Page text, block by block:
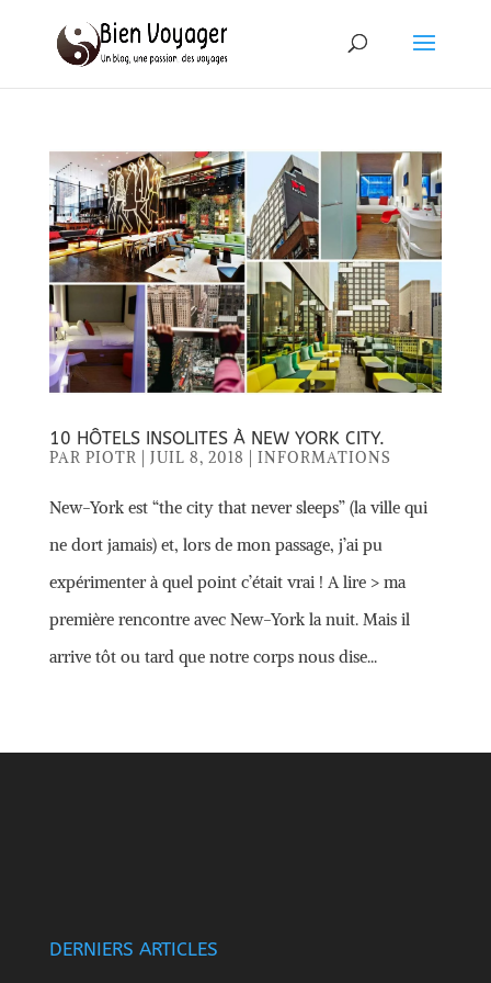
10 HÔTELS INSOLITES À NEW YORK CITY.
PAR PIOTR JUIL 8, 2018 INFORMATIONS
New-York est “the city that never sleeps” (la ville qui
ne dort jamais) et, lors de mon passage, j’ai pu
expérimenter à quel point c’était vrai ! A lire > ma
première rencontre avec New-York la nuit. Mais il
arrive tôt ou tard que notre corps nous dise...
DERNIERS ARTICLES